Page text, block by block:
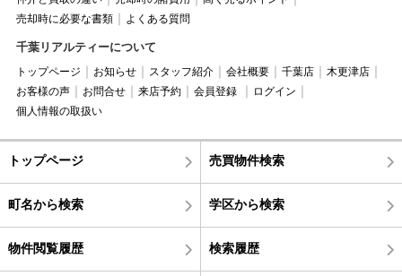
売却時に必要な書類
よくある質問
千葉リアルティーについて
トップページ お知らせ スタッフ紹介 会社概要 千葉店
木更津店
お客様の声
お問合せ 来店予約 会員登録
ログイン
個人情報の取扱い
トップページ 売買物件検索
町名から検索 学区から検索
物件閲覧履歴 検索履歴